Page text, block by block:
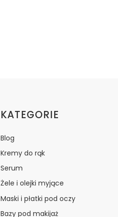
Linki w stopce
KATEGORIE
Blog
Kremy do rąk
Serum
Żele i olejki myjące
Maski i płatki pod oczy
Bazy pod makijaż